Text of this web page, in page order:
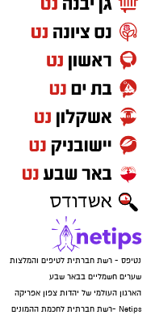
מעצרם של
נטיפס - רשת חברתית לטיפים והמלצות
שערים חשמליים בבאר שבע
הארגון העולמי של יהדות צפון אפריקה
Netips -רשת חברתית לחכמת ההמונים